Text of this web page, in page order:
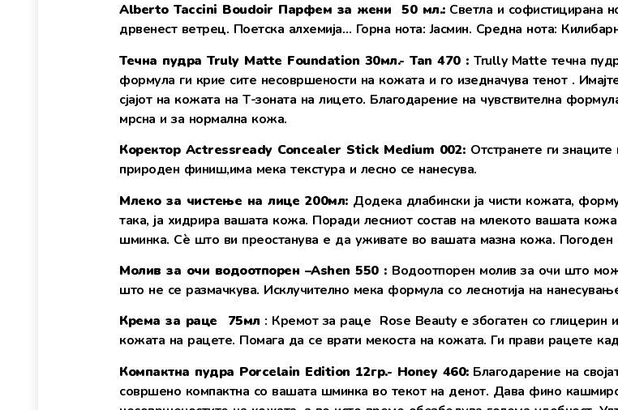
Alberto Taccini Boudoir Парфем за жени 50 мл.:Светла и софистицирана
дрвенест ветрец. Поетска алхемија… Горна нота: Јасмин. Средна нота:
Течна пудра Truly Matte Foundation 30мл.- Tan 470 : Trully Matte течна
формула ги крие сите несовршености на кожата и го изедначува тенот .
сјајот на кожата на Т-зоната на лицето. Благодарение на чувствителна
мрсна и за нормална кожа.
Коректор Actressready Concealer Stick Medium 002: Отстранете ги
природен финиш,има мека текстура и лесно се нанесува.
Млеко за чистење на лице 200мл: Додека длабински ја чисти кожата,
така, ја хидрира вашата кожа. Поради лесниот состав на млекото вашата
шминка. Сè што ви преостанува е да уживате во вашата мазна кожа.
Молив за очи водоотпорен –Ashen 550 : Водоотпорен молив за очи што
што не се размачкува. Исклучително мека формула со леснотија на
Крема за раце
75мл : Кремот за раце Rose Beauty е збогатен со глицерин
кожата на рацете. Помага да се врати мекоста на кожата. Ги прави рацете
Компактна пудра Porcelain Edition 12гр.- Honey 460:Благодарение на
совршено компактна со вашата шминка во текот на денот. Дава фино